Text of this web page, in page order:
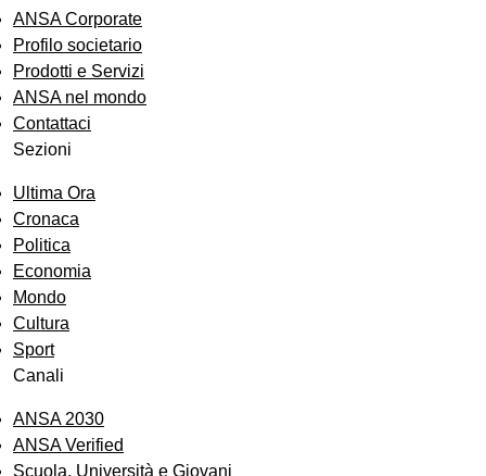
ANSA Corporate
Profilo societario
Prodotti e Servizi
ANSA nel mondo
Contattaci
Sezioni
Ultima Ora
Cronaca
Politica
Economia
Mondo
Cultura
Sport
Canali
ANSA 2030
ANSA Verified
Scuola, Università e Giovani